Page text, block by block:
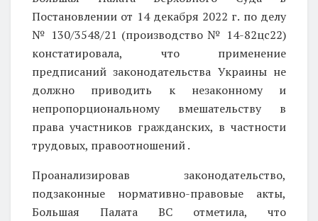
Постановлении от 14 декабря 2022 г. по делу
№ 130/3548/21 (производство № 14-82цс22)
констатировала, что применение
предписаний законодательства Украины не
должно приводить к незаконному и
непропорциональному вмешательству в
права участников гражданских, в частности
трудовых, правоотношений .
Проанализировав законодательство,
подзаконные нормативно-правовые акты,
Большая Палата ВС отметила, что